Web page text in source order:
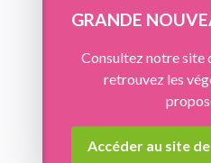
GRANDE
Consultez notre site
retrouvez les
Accéder au site
Panneau de gestion des cookies